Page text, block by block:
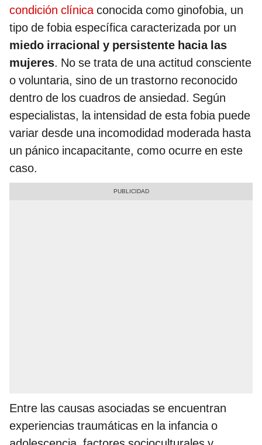
condición clínicaconocida como ginofobia, un
tipo de fobia específica caracterizada por un
miedo irracional y persistente hacia las
mujeres. No se trata de una actitud consciente
o voluntaria, sino de un trastorno reconocido
dentro de los cuadros de ansiedad. Según
especialistas, la intensidad de esta fobia puede
variar desde una incomodidad moderada hasta
un pánico incapacitante, como ocurre en este
caso.
Entre las causas asociadas se encuentran
experiencias traumáticas en la infancia o